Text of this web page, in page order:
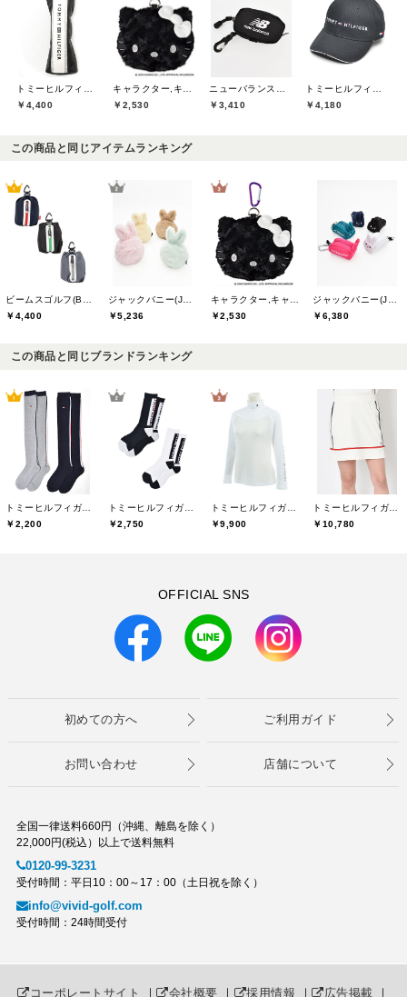
￥4,400
￥2,530
￥3,410
￥4,180
この商品と同じアイテムランキング
￥4,400
￥5,236
￥2,530
￥6,380
この商品と同じブランドランキング
￥2,200
￥2,750
￥9,900
￥10,780
OFFICIAL SNS
初めての方へ ご利用ガイド
お問い合わせ 店舗について
全国一律送料660円（沖縄、離島を除く）
22,000円(税込）以上で送料無料
0120-99-3231
受付時間：平日10：00～17：00（土日祝を除く）
info@vivid-golf.com
受付時間：24時間受付
コーポレートサイト ｜ 会社概要 ｜ 採用情報 ｜ 広告掲載 ｜